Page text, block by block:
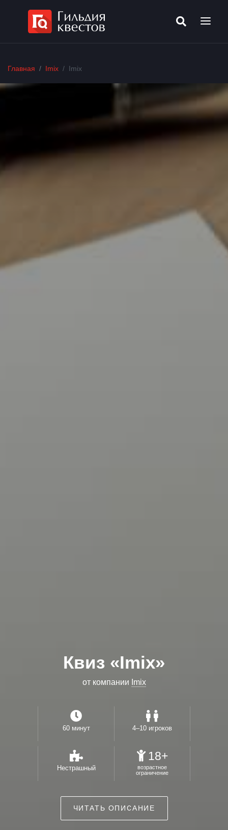
Главная Imix Imix
Квиз «Imix»
от компании Imix
60 минут 4–10 игроков
Нестрашный
18+
возрастное
ограничение
ЧИТАТЬ ОПИСАНИЕ